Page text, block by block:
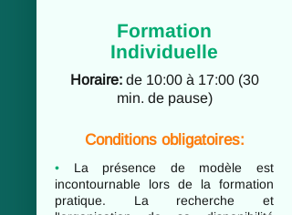
Formation
Individuelle
Horaire:de 10:00 à 17:00 (30
min. de pause)
Conditions obligatoires:
• La présence de modèle est
incontournable lors de la formation
pratique. La recherche et